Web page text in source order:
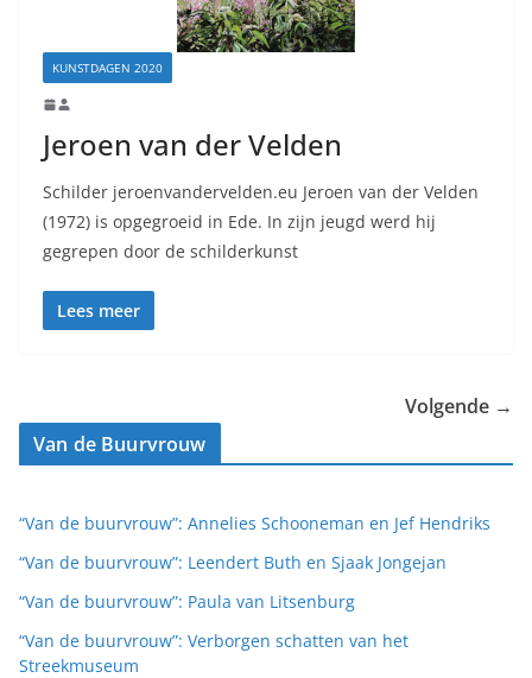
KUNSTDAGEN 2020
Jeroen van der Velden
Schilder jeroenvandervelden.eu Jeroen van der Velden
(1972) is opgegroeid in Ede. In zijn jeugd werd hij
gegrepen door de schilderkunst
Lees meer
Volgende →
Van de Buurvrouw
“Van de buurvrouw”: Annelies Schooneman en Jef Hendriks
“Van de buurvrouw”: Leendert Buth en Sjaak Jongejan
“Van de buurvrouw”: Paula van Litsenburg
“Van de buurvrouw”: Verborgen schatten van het
Streekmuseum